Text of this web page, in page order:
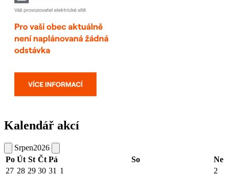
Kalendář akcí
Srpen2026
Po Út St Čt Pá So
Ne
27 28 29 30 31 1 2